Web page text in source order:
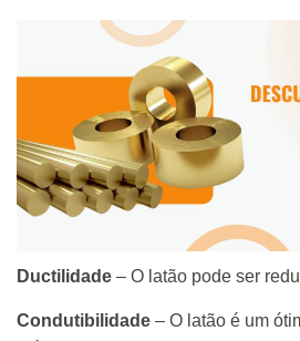
Ductilidade – O latão pode ser
Condutibilidade – O latão é um